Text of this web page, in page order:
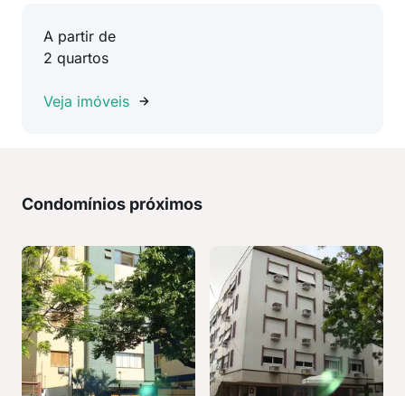
A partir de
2 quartos
Veja imóveis
Condomínios próximos